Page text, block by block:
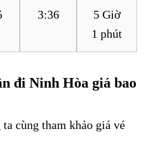
3:36
5 Giờ
1 phút
đi Ninh Hòa giá bao
cùng tham khảo giá vé